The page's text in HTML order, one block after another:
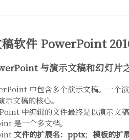
软件 PowerPoint
与演示文稿和幻灯片
中包含多个演示文稿。一个演
示文稿的核心。
中编辑的文件最终是以演示文稿
是一个多文档。
文件的扩展名：pptx； 模板的扩